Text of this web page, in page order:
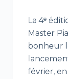
La 4ᵉ
Master
bonheur
février,